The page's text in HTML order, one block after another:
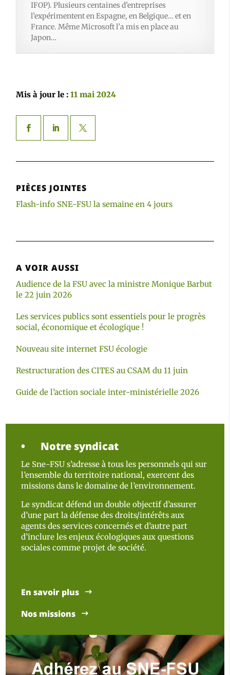
IFOP). Plusieurs centaines d’entreprises
l’expérimentent en Espagne, en Belgique… et en
France. Même Microsoft l’a mis en place au
Japon…
Mis à jour le :11 mai 2024
PIÈCES JOINTES
Flash-info SNE-FSU la semaine en 4 jours
A VOIR AUSSI
Audience de la FSU avec la ministre Monique Barbut
le 22 juin 2026
Les services publics sont essentiels pour le progrès
social, économique et écologique !
Nouveau site internet FSU écologie
Restructuration des CITES au CSAM du 11 juin
Guide de l’action sociale inter-ministérielle 2026
Notre syndicat
Le Sne-FSU s’adresse à tous les personnels qui sur
l’ensemble du territoire national, exercent des
missions dans le domaine de l’environnement.
Le syndicat défend un double objectif d’assurer
d’une part la défense des droits/intérêts aux
agents des services concernés et d’autre part
d’inclure les enjeux écologiques aux questions
sociales comme projet de société.
En savoir plus
Nos missions